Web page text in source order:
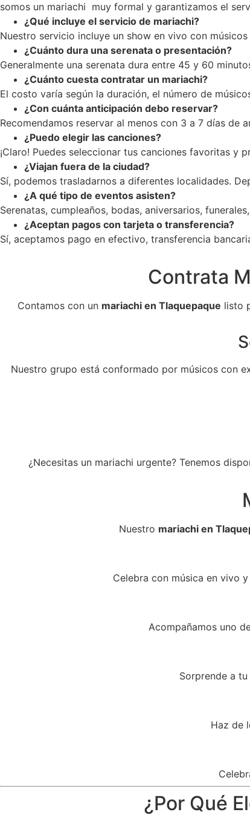
somos un mariachi muy formal y garantizamos el
¿Qué incluye el servicio de mariachi?
Nuestro servicio incluye un show en vivo con
¿Cuánto dura una serenata o presentación?
Generalmente una serenata dura entre 45 y 60
¿Cuánto cuesta contratar un mariachi?
El costo varía según la duración, el número de
¿Con cuánta anticipación debo reservar?
Recomendamos reservar al menos con 3 a 7 días de
¿Puedo elegir las canciones?
¡Claro! Puedes seleccionar tus canciones favoritas y
¿Viajan fuera de la ciudad?
Sí, podemos trasladarnos a diferentes localidades.
¿A qué tipo de eventos asisten?
Serenatas, cumpleaños, bodas, aniversarios,
¿Aceptan pagos con tarjeta o transferencia?
Sí, aceptamos pago en efectivo, transferencia
Contrata
Contamos con un mariachi en Tlaquepaque listo
Nuestro grupo está conformado por músicos con
¿Necesitas un mariachi urgente? Tenemos
Nuestro mariachi en
Celebra con música en vivo
Acompañamos uno
Sorprende a
Haz de
¿Por Qué